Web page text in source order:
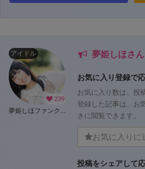
239
アイドル
夢姫しほファンクラブ (夢姫しほ)
夢姫しほさ
お気に入り登録で応
お気に入り数は、投
登録した記事は、お
きに閲覧できます。
お気に入りに
投稿をシェアして応